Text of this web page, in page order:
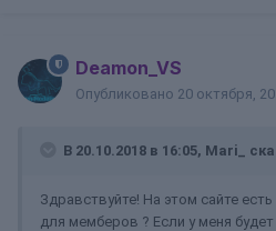
Deamon_VS
Опубликовано 20 октября,
В 20.10.2018 в 16:05, Mari_
Здравствуйте! На этом сайте
для мемберов ? Если у меня